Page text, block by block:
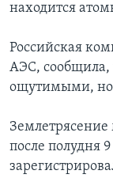
находится
Российская
АЭС, сообщила,
ощутимыми, но
Землетрясение
после полудня